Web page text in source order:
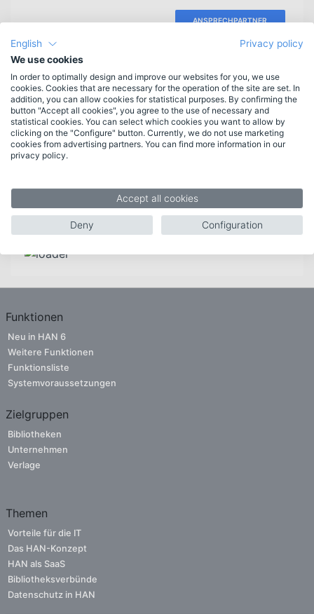
ANSPRECHPARTNER
Infomaterial
Sie wünschen weitere Informationen? Wir würden uns
sehr freuen, wenn wir Ihnen weiterhelfen könnten.
Newsletteranmeldung
Erscheint 3-4mal jährlich.Bleiben Sie informiert.
Funktionen
Neu in HAN 6
Weitere Funktionen
Funktionsliste
Systemvoraussetzungen
Zielgruppen
Bibliotheken
Unternehmen
Verlage
Themen
Vorteile für die IT
Das HAN-Konzept
HAN als SaaS
Bibliotheksverbünde
Datenschutz in HAN
English
Privacy policy
We use cookies
In order to optimally design and improve our websites for you, we use
cookies. Cookies that are necessary for the operation of the site are set. In
addition, you can allow cookies for statistical purposes. By confirming the
button "Accept all cookies", you agree to the use of necessary and
statistical cookies. You can select which cookies you want to allow by
clicking on the "Configure" button. Currently, we do not use marketing
cookies from advertising partners. You can find more information in our
privacy policy.
Accept all cookies
Deny Configuration